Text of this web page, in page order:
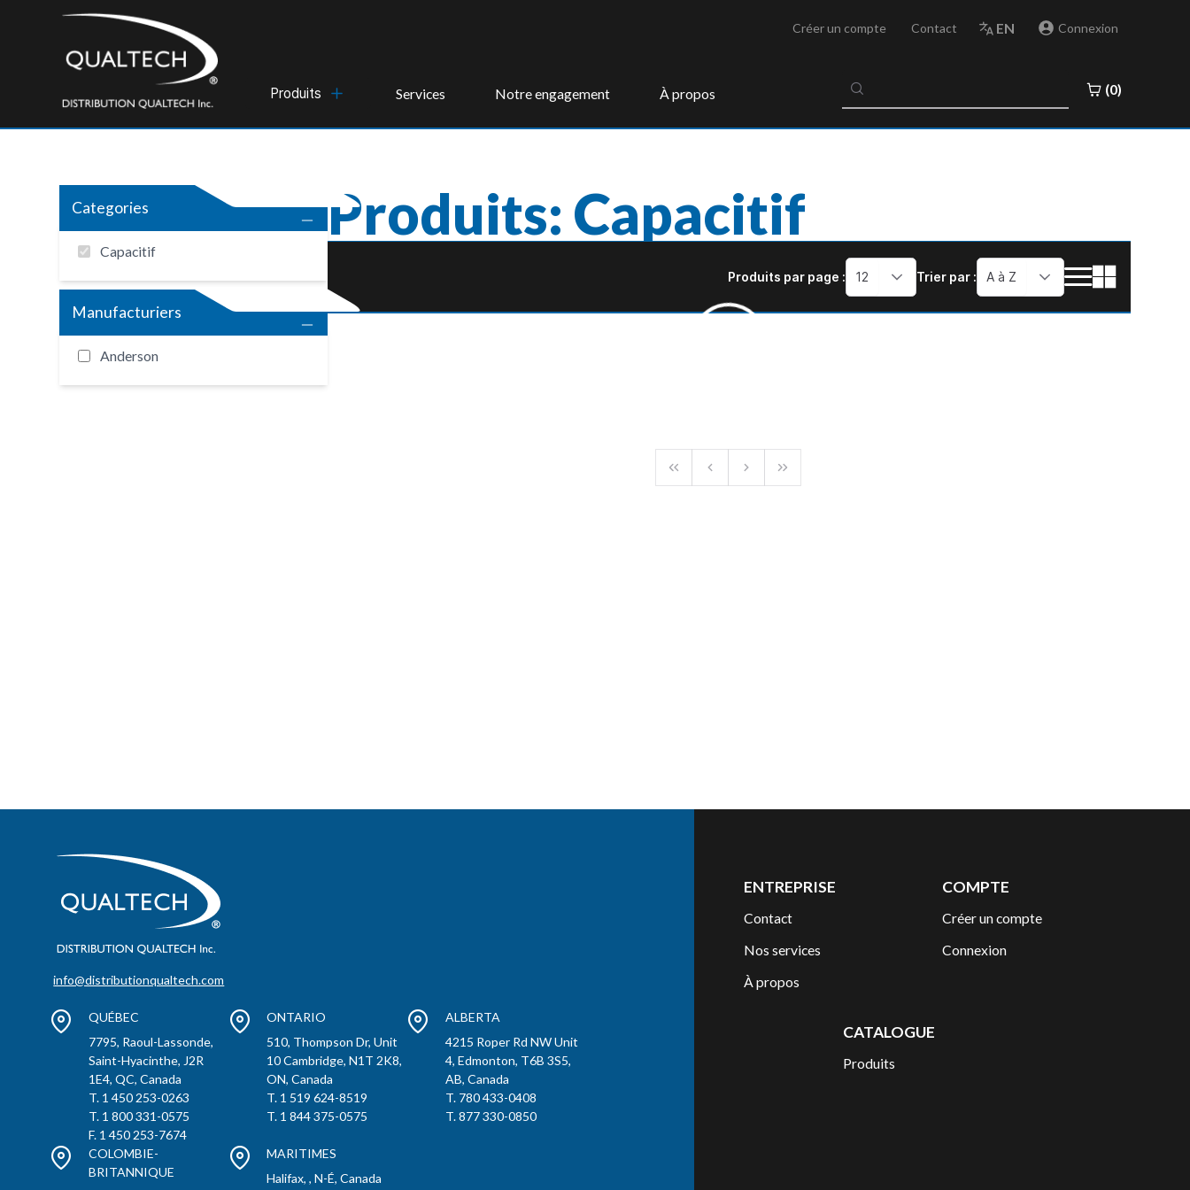
Créer un compte Contact EN Connexion
Produits Services Notre engagement À propos
results
(0)
Categories
Capacitif
Manufacturiers
Anderson
Produits: Capacitif
Produits par page : 12 Trier par : A à Z
info@distributionqualtech.com
QUÉBEC
7795, Raoul-Lassonde,
Saint-Hyacinthe, J2R
1E4, QC, Canada
T. 1 450 253-0263
T. 1 800 331-0575
F. 1 450 253-7674
ONTARIO
510, Thompson Dr, Unit
10 Cambridge, N1T 2K8,
ON, Canada
T. 1 519 624-8519
T. 1 844 375-0575
ALBERTA
4215 Roper Rd NW Unit
4, Edmonton, T6B 3S5,
AB, Canada
T. 780 433-0408
T. 877 330-0850
COLOMBIE-
BRITANNIQUE
MARITIMES
Halifax, , N-É, Canada
ENTREPRISE
Contact
Nos services
À propos
COMPTE
Créer un compte
Connexion
CATALOGUE
Produits